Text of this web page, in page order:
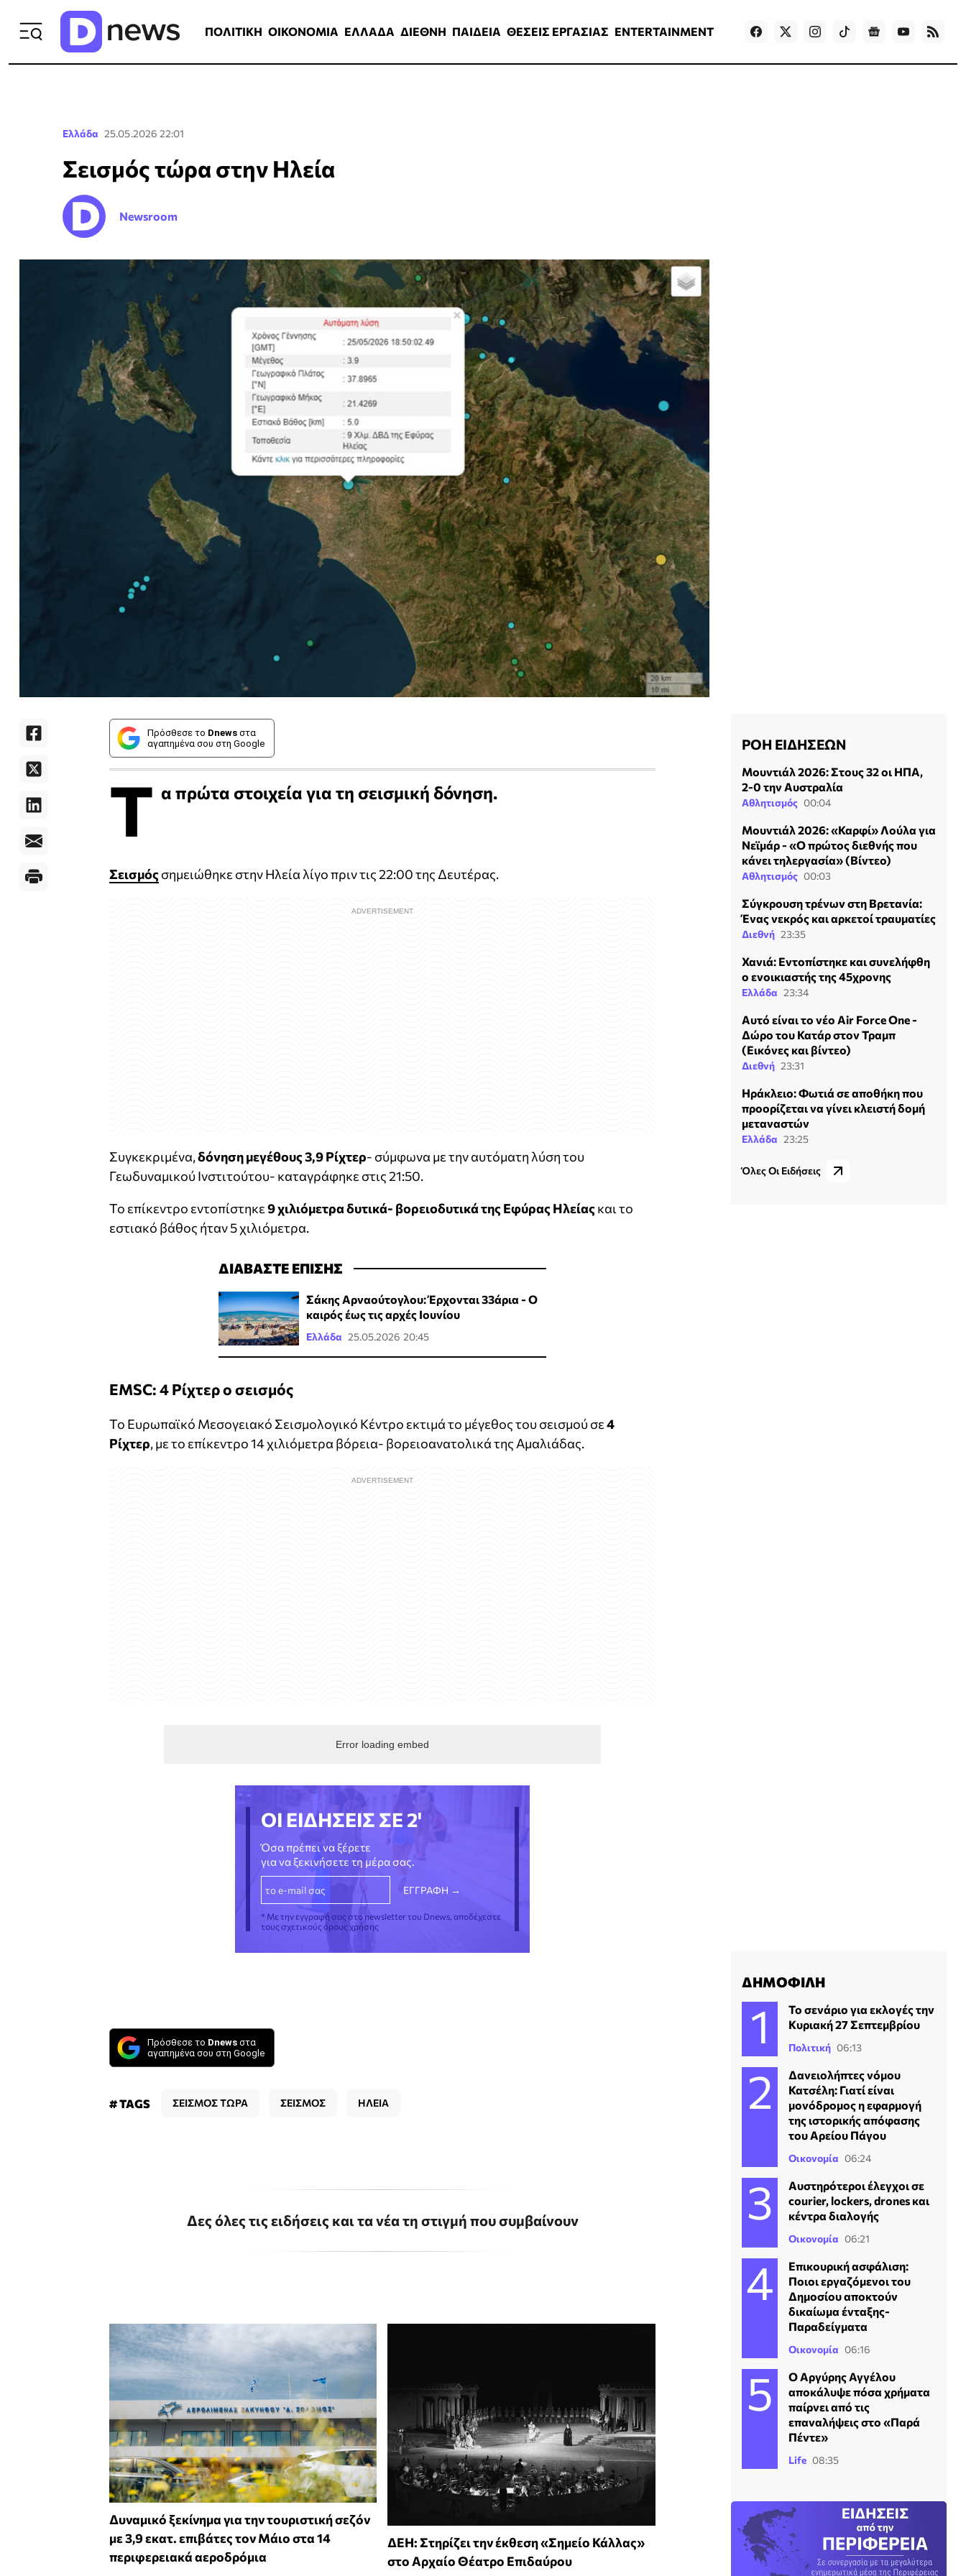
ΠΟΛΙΤΙΚΗ ΟΙΚΟΝΟΜΙΑ ΕΛΛΑΔΑ ΔΙΕΘΝΗ ΠΑΙΔΕΙΑ ΘΕΣΕΙΣ ΕΡΓΑΣΙΑΣ ENTERTAINMENT Games
Ελλάδα 25.05.2026 22:01
Σεισμός τώρα στην Ηλεία
Newsroom
Πρόσθεσε το Dnews στα
αγαπημένα σου στη Google
Τ α πρώτα στοιχεία για τη σεισμική δόνηση.
Σεισμός σημειώθηκε στην Ηλεία λίγο πριν τις 22:00 της Δευτέρας.
Συγκεκριμένα,δόνηση μεγέθους 3,9 Ρίχτερ- σύμφωνα με την αυτόματη λύση του
Γεωδυναμικού Ινστιτούτου- καταγράφηκε στις 21:50.
Το επίκεντρο εντοπίστηκε9 χιλιόμετρα δυτικά- βορειοδυτικά της Εφύρας Ηλείας και το
εστιακό βάθος ήταν 5 χιλιόμετρα.
ΔΙΑΒΑΣΤΕ ΕΠΙΣΗΣ
Σάκης Αρναούτογλου: Έρχονται 33άρια - Ο
καιρός έως τις αρχές Ιουνίου
Ελλάδα 25.05.2026 20:45
EMSC: 4 Ρίχτερ ο σεισμός
Το Ευρωπαϊκό Μεσογειακό Σεισμολογικό Κέντρο εκτιμά το μέγεθος του σεισμού σε4
Ρίχτερ, με το επίκεντρο 14 χιλιόμετρα βόρεια- βορειοανατολικά της Αμαλιάδας.
Error loading embed
ΟΙ ΕΙΔΗΣΕΙΣ ΣΕ 2'
Όσα πρέπει να ξέρετε
για να ξεκινήσετε τη μέρα σας.
* Με την εγγραφή σας στο newsletter του Dnews, αποδέχεστε
τους σχετικούς όρους χρήσης
Πρόσθεσε το Dnews στα
αγαπημένα σου στη Google
# TAGS ΣΕΙΣΜΟΣ ΤΩΡΑ ΣΕΙΣΜΟΣ ΗΛΕΙΑ
Δες όλες τις ειδήσεις και τα νέα τη στιγμή που συμβαίνουν
Δυναμικό ξεκίνημα για την τουριστική σεζόν
με 3,9 εκατ. επιβάτες τον Μάιο στα 14
περιφερειακά αεροδρόμια
ΔΕΗ: Στηρίζει την έκθεση «Σημείο Κάλλας»
στο Αρχαίο Θέατρο Επιδαύρου
ΡΟΗ ΕΙΔΗΣΕΩΝ
Μουντιάλ 2026: Στους 32 οι ΗΠΑ,
2-0 την Αυστραλία
Αθλητισμός 00:04
Μουντιάλ 2026: «Καρφί» Λούλα για
Νεϊμάρ - «Ο πρώτος διεθνής που
κάνει τηλεργασία» (Βίντεο)
Αθλητισμός 00:03
Σύγκρουση τρένων στη Βρετανία:
Ένας νεκρός και αρκετοί τραυματίες
Διεθνή 23:35
Χανιά: Εντοπίστηκε και συνελήφθη
ο ενοικιαστής της 45χρονης
Ελλάδα 23:34
Αυτό είναι το νέο Air Force One -
Δώρο του Κατάρ στον Τραμπ
(Εικόνες και βίντεο)
Διεθνή 23:31
Ηράκλειο: Φωτιά σε αποθήκη που
προορίζεται να γίνει κλειστή δομή
μεταναστών
Ελλάδα 23:25
Όλες Οι Ειδήσεις
ΔΗΜΟΦΙΛΗ
Το σενάριο για εκλογές την
Κυριακή 27 Σεπτεμβρίου
Πολιτική 06:13
Δανειολήπτες νόμου
Κατσέλη: Γιατί είναι
μονόδρομος η εφαρμογή
της ιστορικής απόφασης
του Αρείου Πάγου
Οικονομία 06:24
Αυστηρότεροι έλεγχοι σε
courier, lockers, drones και
κέντρα διαλογής
Οικονομία 06:21
Επικουρική ασφάλιση:
Ποιοι εργαζόμενοι του
Δημοσίου αποκτούν
δικαίωμα ένταξης-
Παραδείγματα
Οικονομία 06:16
Ο Αργύρης Αγγέλου
αποκάλυψε πόσα χρήματα
παίρνει από τις
επαναλήψεις στο «Παρά
Πέντε»
Life 08:35